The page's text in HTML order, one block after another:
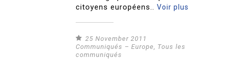
citoyens européens..Voir plus
25 November 2011
Communiqués – Europe, Tous les
communiqués